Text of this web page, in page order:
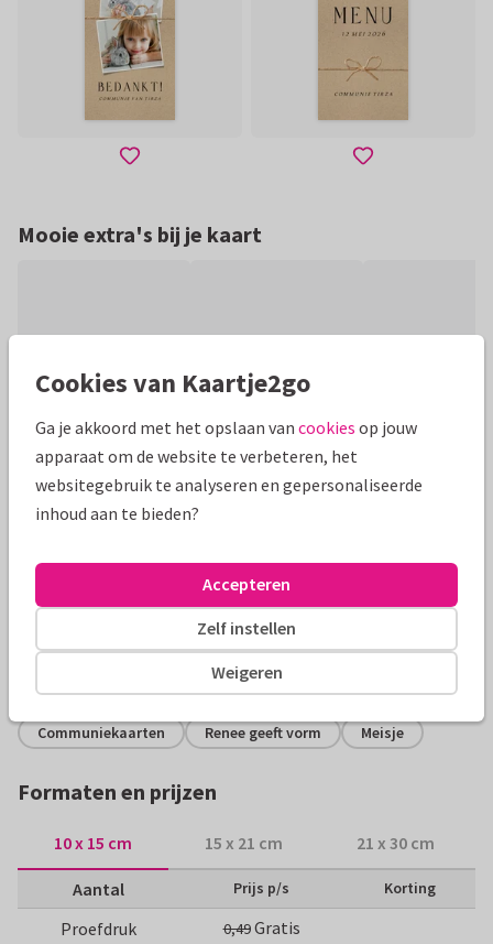
Mooie extra's bij je kaart
Productinformatie
Stijlvolle uitnodiging met kanten bloemenpatroon op
kraftpapier en grote foto op buiten- en binnenzijde. Pas naar
Alle kaarten zijn helemaal naar wens aan te passen
Communiekaarten Renee geeft vorm Meisje
Formaten en prijzen
10 x 15 cm 15 x 21 cm 21 x 30 cm
Aantal Prijs p/s Korting
Proefdruk 0,49Gratis
Cookies van Kaartje2go
Ga je akkoord met het opslaan van cookies op jouw
apparaat om de website te verbeteren, het
websitegebruik te analyseren en gepersonaliseerde
inhoud aan te bieden?
Weigeren
Zelf instellen
Accepteren